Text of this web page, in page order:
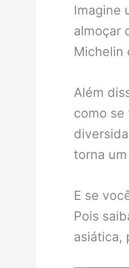
Imagine
almoçar
Michelin
Além
como se
torna
E se
Pois
asiática,